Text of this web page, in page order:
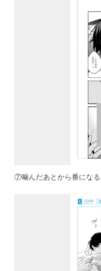
⑦噛んだあとから番にな